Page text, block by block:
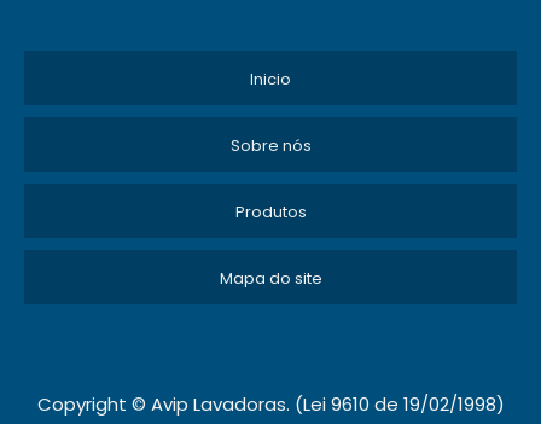
Inicio
Sobre nós
Produtos
Mapa do site
Copyright © Avip Lavadoras. (Lei 9610 de 19/02/1998)